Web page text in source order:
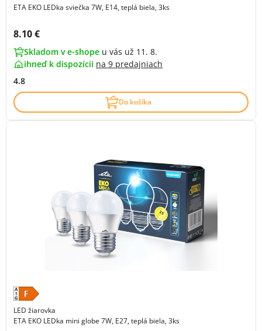
ETA EKO LEDka sviečka 7W, E14, teplá biela, 3ks
Cena s DPH:
8.10 €
Skladom v e-shope u vás už 11. 8.
ihneď k dispozícii na 9 predajniach
4.8
Do košíka
LED žiarovka
ETA EKO LEDka mini globe 7W, E27, teplá biela, 3ks